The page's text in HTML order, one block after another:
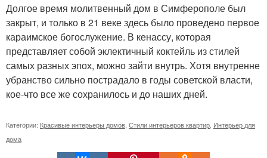
Долгое время молитвенный дом в Симферополе был
закрыт, и только в 21 веке здесь было проведено первое
караимское богослужение. В кенассу, которая
представляет собой эклектичный коктейль из стилей
самых разных эпох, можно зайти внутрь. Хотя внутренне
убранство сильно пострадало в годы советской власти,
кое-что все же сохранилось и до наших дней.
Категории: Красивые интерьеры домов Стили интерьеров квартир Интерьер для
дома